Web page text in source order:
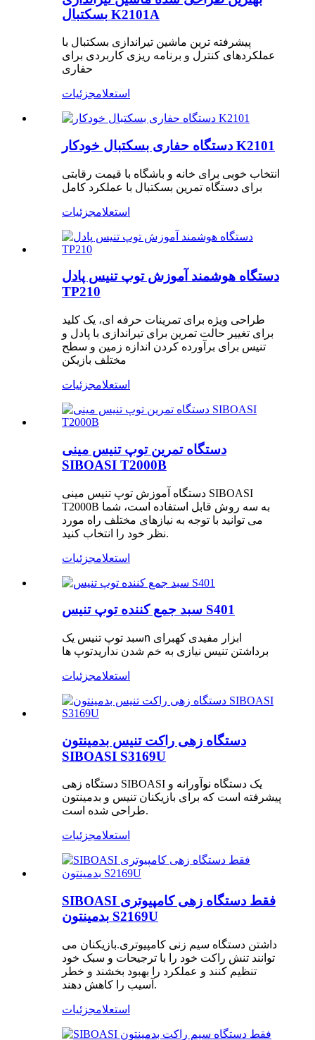
بسکتبال K2101A
پیشرفته ترین ماشین تیراندازی بسکتبال با
عملکردهای کنترل و برنامه ریزی کاربردی برای
حفاری
استعلامجزئیات
دستگاه حفاری بسکتبال خودکار K2101
انتخاب خوبی برای خانه و باشگاه با قیمت رقابتی
برای دستگاه تمرین بسکتبال با عملکرد کامل
استعلامجزئیات
دستگاه هوشمند آموزش توپ تنیس پادل
TP210
طراحی ویژه برای تمرینات حرفه ای، یک کلید
برای تغییر حالت تمرین برای تیراندازی با پادل و
تنیس برای برآورده کردن اندازه زمین و سطح
مختلف بازیکن
استعلامجزئیات
دستگاه تمرین توپ تنیس مینی
SIBOASI T2000B
دستگاه آموزش توپ تنیس مینی SIBOASI
T2000B به سه روش قابل استفاده است، شما
می توانید با توجه به نیازهای مختلف راه مورد
نظر خود را انتخاب کنید.
استعلامجزئیات
سبد جمع کننده توپ تنیس S401
سبد توپ تنیس یک n ابزار مفیدی کهبرای
برداشتن تنیس نیازی به خم شدن نداریدتوپ ها
استعلامجزئیات
دستگاه زهی راکت تنیس بدمینتون
SIBOASI S3169U
دستگاه زهی SIBOASI یک دستگاه نوآورانه و
پیشرفته است که برای بازیکنان تنیس و بدمینتون
طراحی شده است.
استعلامجزئیات
SIBOASI فقط دستگاه زهی کامپیوتری
بدمینتون S2169U
داشتن دستگاه سیم زنی کامپیوتری.بازیکنان می
توانند تنش راکت خود را با ترجیحات و سبک خود
تنظیم کنند و عملکرد را بهبود بخشند و خطر
آسیب را کاهش دهند.
استعلامجزئیات